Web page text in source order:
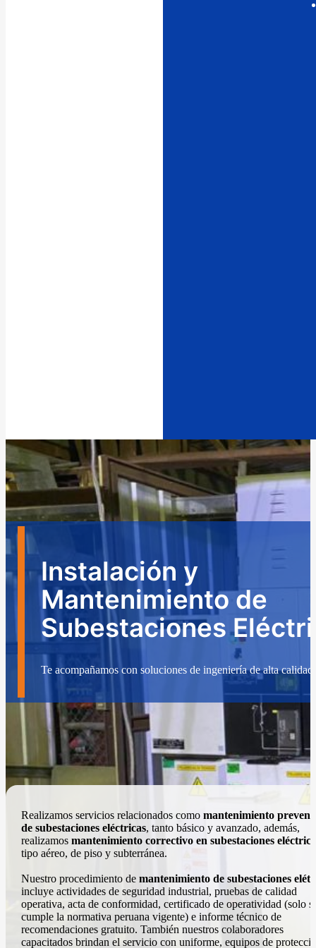
Instalación y
Mantenimiento de
Subestaciones
Te acompañamos con soluciones de ingeniería de alta calidad
Realizamos servicios relacionados como mantenimiento
de subestaciones eléctricas, tanto básico y avanzado, además,
realizamosmantenimiento correctivo en subestaciones
tipo aéreo, de piso y subterránea.
Nuestro procedimiento demantenimiento de subestaciones
incluye actividades de seguridad industrial, pruebas de calidad
operativa, acta de conformidad, certificado de operatividad (solo si
cumple la normativa peruana vigente) e informe técnico de
recomendaciones gratuito. También nuestros colaboradores
capacitados brindan el servicio con uniforme, equipos de